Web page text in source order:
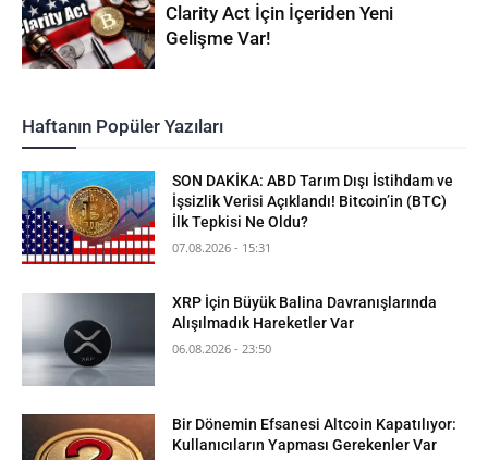
Clarity Act İçin İçeriden Yeni
Gelişme Var!
Haftanın Popüler Yazıları
SON DAKİKA: ABD Tarım Dışı İstihdam ve
İşsizlik Verisi Açıklandı! Bitcoin’in (BTC)
İlk Tepkisi Ne Oldu?
07.08.2026 - 15:31
XRP İçin Büyük Balina Davranışlarında
Alışılmadık Hareketler Var
06.08.2026 - 23:50
Bir Dönemin Efsanesi Altcoin Kapatılıyor:
Kullanıcıların Yapması Gerekenler Var